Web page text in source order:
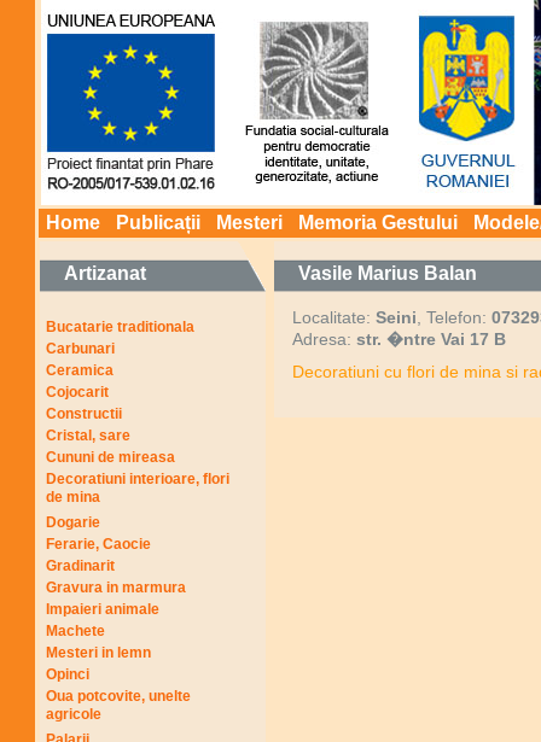
Home Publicații Mesteri Memoria Gestului
Artizanat
Bucatarie traditionala
Carbunari
Ceramica
Cojocarit
Constructii
Cristal, sare
Cununi de mireasa
Decoratiuni interioare, flori
de mina
Dogarie
Ferarie, Caocie
Gradinarit
Gravura in marmura
Impaieri animale
Machete
Mesteri in lemn
Opinci
Oua potcovite, unelte
agricole
Vasile Marius Balan
Localitate: Seini , Telefon:
Adresa: str. �ntre Vai 17 B
Decoratiuni cu flori de mina si